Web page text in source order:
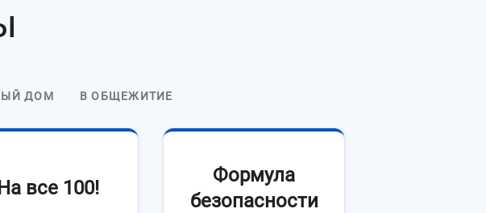
ДОМ В ОБЩЕЖИТИЕ
На все 100!
Формула
безопасности